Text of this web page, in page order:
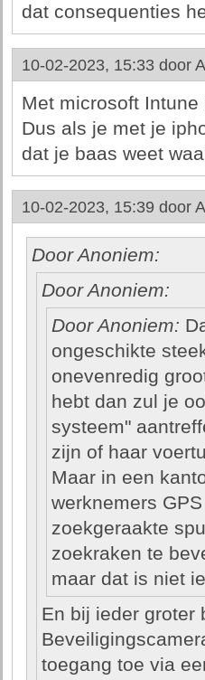
dat consequenties
10-02-2023, 15:33 door
Met microsoft
Dus als je met je
dat je baas weet
10-02-2023, 15:39 door
Door Anoniem:
Door Anoniem:
Door Anoniem:
ongeschikte
onevenredig
hebt dan zul je
systeem"
zijn of haar
Maar in een
werknemers
zoekgeraakte
zoekraken te
maar dat is niet
En bij ieder groter
toegang toe via